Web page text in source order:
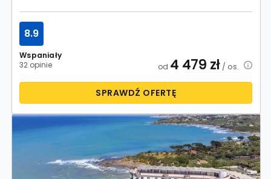
Wspaniały
32 opinie
8.9
od 4 479 zł/ os.
SPRAWDŹ OFERTĘ